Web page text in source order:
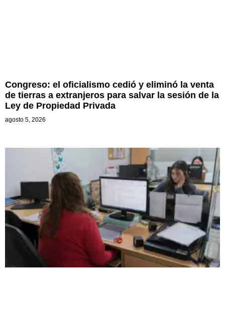
Congreso: el oficialismo cedió y eliminó la venta
de tierras a extranjeros para salvar la sesión de la
Ley de Propiedad Privada
agosto 5, 2026